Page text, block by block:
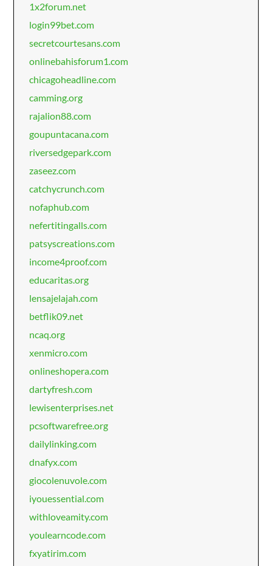
1x2forum.net
login99bet.com
secretcourtesans.com
onlinebahisforum1.com
chicagoheadline.com
camming.org
rajalion88.com
goupuntacana.com
riversedgepark.com
zaseez.com
catchycrunch.com
nofaphub.com
nefertitingalls.com
patsyscreations.com
income4proof.com
educaritas.org
lensajelajah.com
betflik09.net
ncaq.org
xenmicro.com
onlineshopera.com
dartyfresh.com
lewisenterprises.net
pcsoftwarefree.org
dailylinking.com
dnafyx.com
giocolenuvole.com
iyouessential.com
withloveamity.com
youlearncode.com
fxyatirim.com